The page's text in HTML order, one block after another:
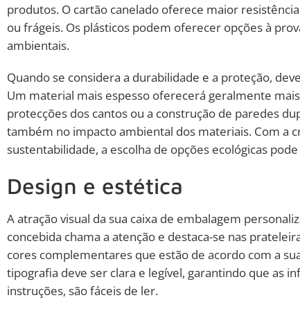
produtos. O cartão canelado oferece maior
ou frágeis. Os plásticos podem oferecer opções à
ambientais.
Quando se considera a durabilidade e a proteção,
Um material mais espesso oferecerá geralmente
protecções dos cantos ou a construção de paredes
também no impacto ambiental dos materiais. Com a
sustentabilidade, a escolha de opções ecológicas
Design e estética
A atração visual da sua caixa de embalagem
concebida chama a atenção e destaca-se nas
cores complementares que estão de acordo com a
tipografia deve ser clara e legível, garantindo que as
instruções, são fáceis de ler.